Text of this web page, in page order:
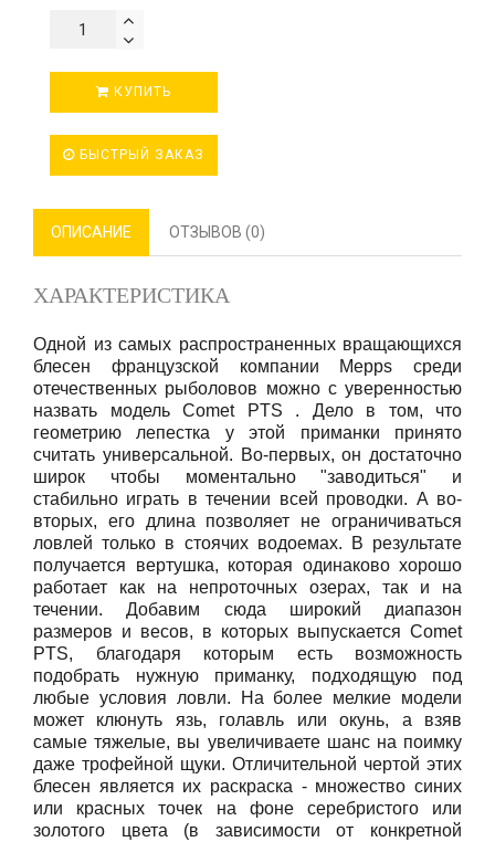
КУПИТЬ
БЫСТРЫЙ ЗАКАЗ
ОПИСАНИЕ ОТЗЫВОВ (0)
ХАРАКТЕРИСТИКА
Одной из самых распространенных вращающихся
блесен французской компании Mepps среди
отечественных рыболовов можно с уверенностью
назвать модель Comet PTS . Дело в том, что
геометрию лепестка у этой приманки принято
считать универсальной. Во-первых, он достаточно
широк чтобы моментально "заводиться" и
стабильно играть в течении всей проводки. А во-
вторых, его длина позволяет не ограничиваться
ловлей только в стоячих водоемах. В результате
получается вертушка, которая одинаково хорошо
работает как на непроточных озерах, так и на
течении. Добавим сюда широкий диапазон
размеров и весов, в которых выпускается Comet
PTS, благодаря которым есть возможность
подобрать нужную приманку, подходящую под
любые условия ловли. На более мелкие модели
может клюнуть язь, голавль или окунь, а взяв
самые тяжелые, вы увеличиваете шанс на поимку
даже трофейной щуки. Отличительной чертой этих
блесен является их раскраска - множество синих
или красных точек на фоне серебристого или
золотого цвета (в зависимости от конкретной